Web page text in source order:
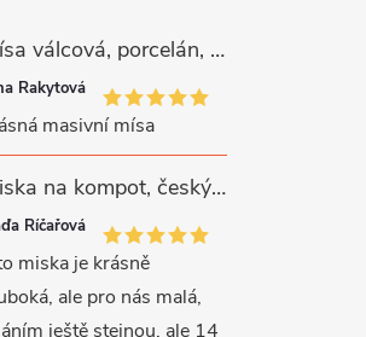
Mísa válcová, porcelán, růžové kytičky, 26 cm, G. Benedikt
Rakytová
masivní mísa
Miska na kompot, český porcelán, Rona, 12,5 cm, bílý, G. Benedikt
Říčařová
miska je krásně
ale pro nás malá,
ještě stejnou, ale 14